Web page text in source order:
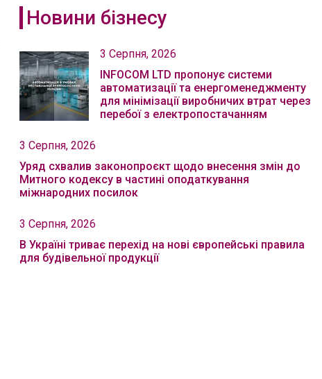
Новини бізнесу
3 Серпня, 2026
INFOCOM LTD пропонує системи
автоматизації та енергоменеджменту
для мінімізації виробничих втрат через
перебої з електропостачанням
3 Серпня, 2026
Уряд схвалив законопроєкт щодо внесення змін до
Митного кодексу в частині оподаткування
міжнародних посилок
3 Серпня, 2026
В Україні триває перехід на нові європейські правила
для будівельної продукції